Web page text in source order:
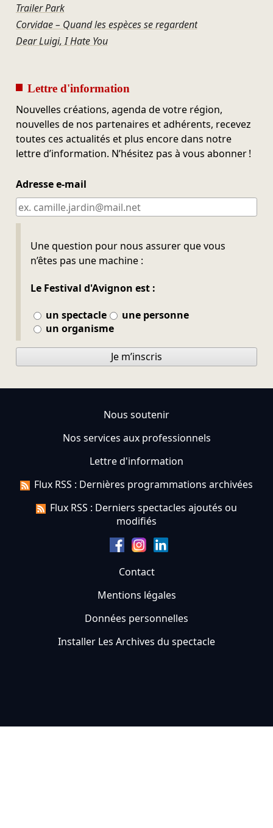
Trailer Park
Corvidae – Quand les espèces se regardent
Dear Luigi, I Hate You
Lettre d'information
Nouvelles créations, agenda de votre région,
nouvelles de nos partenaires et adhérents, recevez
toutes ces actualités et plus encore dans notre
lettre d’information. N’hésitez pas à vous abonner !
Adresse e-mail
Une question pour nous assurer que vous
n’êtes pas une machine :
Le Festival d'Avignon est :
un spectacle
une personne
un organisme
Ne pas remplir
Je m’inscris
Nous soutenir
Nos services aux professionnels
Lettre d'information
Flux RSS : Dernières programmations archivées
Flux RSS : Derniers spectacles ajoutés ou
modifiés
Contact
Mentions légales
Données personnelles
Installer Les Archives du spectacle